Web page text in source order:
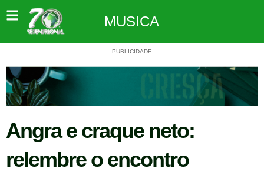
MUSICA
PUBLICIDADE
Angra e craque neto:
relembre o encontro